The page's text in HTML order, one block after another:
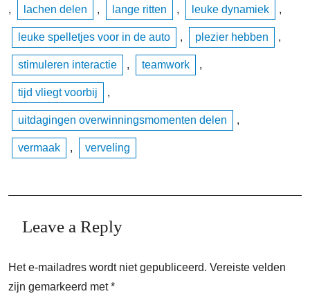
, lachen delen , lange ritten , leuke dynamiek ,
leuke spelletjes voor in de auto , plezier hebben ,
stimuleren interactie , teamwork ,
tijd vliegt voorbij ,
uitdagingen overwinningsmomenten delen ,
vermaak , verveling
Leave a Reply
Het e-mailadres wordt niet gepubliceerd. Vereiste velden
zijn gemarkeerd met*